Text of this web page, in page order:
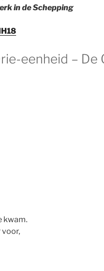
in de Schepping
eenheid – De
kwam.
voor,